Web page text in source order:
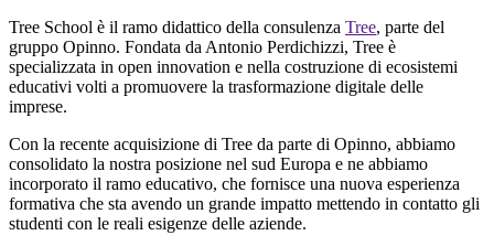
Tree School è il ramo didattico della consulenza Tree, parte del
gruppo Opinno. Fondata da Antonio Perdichizzi, Tree è
specializzata in open innovation e nella costruzione di ecosistemi
educativi volti a promuovere la trasformazione digitale delle
imprese.
Con la recente acquisizione di Tree da parte di Opinno, abbiamo
consolidato la nostra posizione nel sud Europa e ne abbiamo
incorporato il ramo educativo, che fornisce una nuova esperienza
formativa che sta avendo un grande impatto mettendo in contatto gli
studenti con le reali esigenze delle aziende.